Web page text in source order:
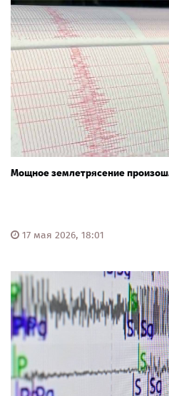
Мощное землетрясение
17 мая 2026, 18:01